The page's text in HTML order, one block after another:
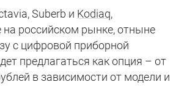
Suberb и Kodiaq,
на российском рынке, отныне
с цифровой приборной
предлагаться как опция – от
в зависимости от модели и